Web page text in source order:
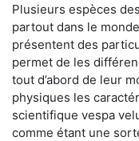
Plusieurs espèces
partout dans le
présentent des
permet de les
tout d’abord de leur
physiques les
scientifique vespa
comme étant une